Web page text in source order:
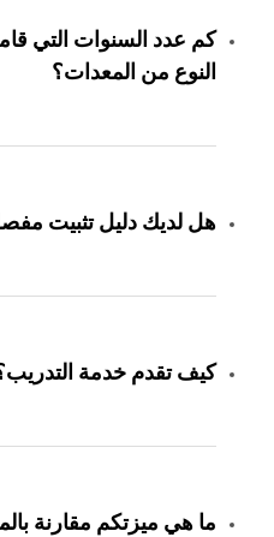
كم عدد السنوات التي
النوع من المعدات؟
هل لديك دليل تثبيت
كيف تقدم خدمة
ما هي ميزتكم مقارنة